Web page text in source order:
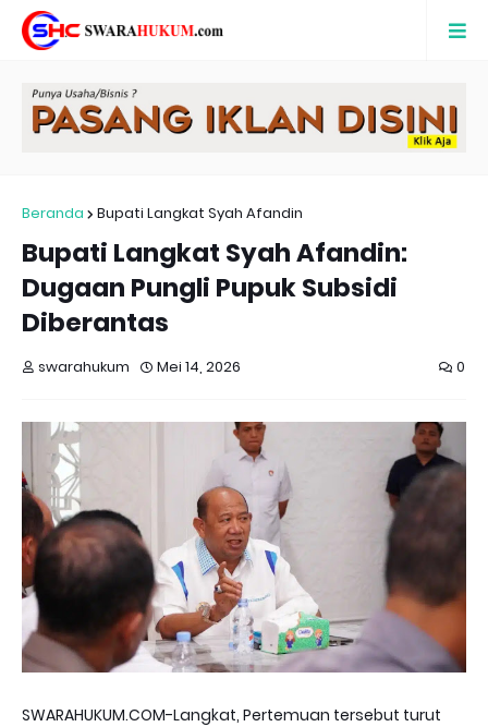
Beranda Bupati Langkat Syah Afandin
Bupati Langkat Syah Afandin:
Dugaan Pungli Pupuk Subsidi
Diberantas
swarahukum Mei 14, 2026 0
SWARAHUKUM.COM-Langkat, Pertemuan tersebut turut